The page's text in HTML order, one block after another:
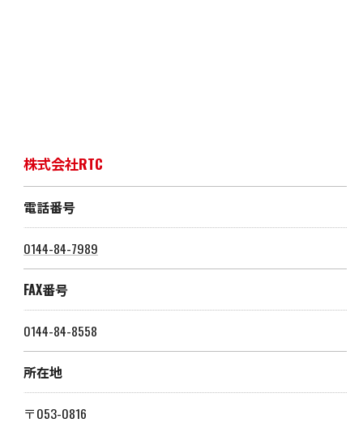
株式会社RTC
電話番号
0144-84-7989
FAX番号
0144-84-8558
所在地
〒053-0816